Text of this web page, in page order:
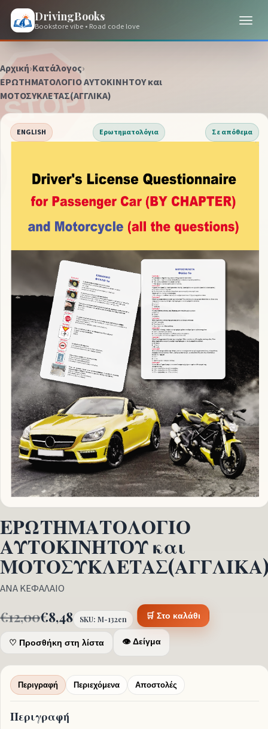
DrivingBooks
Bookstore vibe • Road code love
Αρχική›Κατάλογος›
ΕΡΩΤΗΜΑΤΟΛΟΓΙΟ ΑΥΤΟΚΙΝΗΤΟΥ και
ΜΟΤΟΣΥΚΛΕΤΑΣ(ΑΓΓΛΙΚΑ)
ENGLISH Ερωτηματολόγια Σε απόθεμα
ΕΡΩΤΗΜΑΤΟΛΟΓΙΟ
ΑΥΤΟΚΙΝΗΤΟΥ και
ΑΝΑ ΚΕΦΑΛΑΙΟ
€12,00€8,48 SKU: M-132en 🛒 Στο καλάθι
♡ Προσθήκη στη λίστα 👁 Δείγμα
Περιγραφή Περιεχόμενα Αποστολές
Περιγραφή